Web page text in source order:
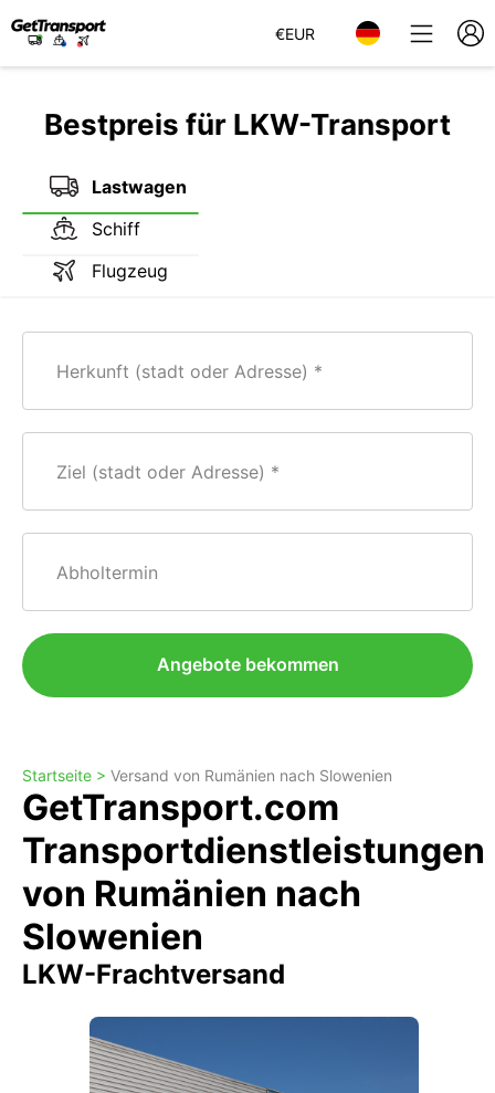
€EUR
Bestpreis für LKW-Transport
Lastwagen
Schiff
Flugzeug
Herkunft (stadt oder Adresse)
Ziel (stadt oder Adresse)
Abholtermin
Angebote bekommen
Startseite > Versand von Rumänien nach Slowenien
GetTransport.com
Transportdienstleistungen
von Rumänien nach
Slowenien
LKW-Frachtversand